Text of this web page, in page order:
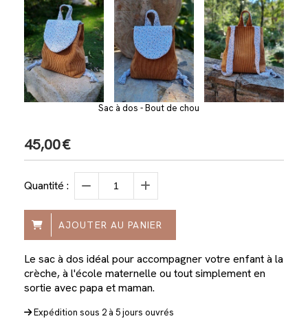
Sac à dos - Bout de chou
45,00€
Quantité :
AJOUTER AU PANIER
Le sac à dos idéal pour accompagner votre enfant à la
crèche, à l'école maternelle ou tout simplement en
sortie avec papa et maman.
Expédition sous 2 à 5 jours ouvrés